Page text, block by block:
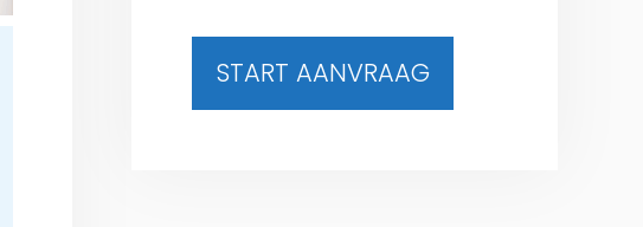
START AANVRAAG